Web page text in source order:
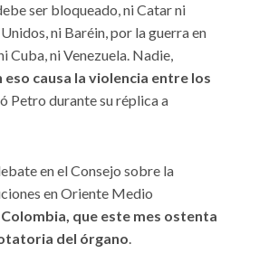
ser bloqueado, ni Catar ni
ni Baréin, por la guerra en
Cuba, ni Venezuela. Nadie,
causa la violencia entre los
Petro durante su réplica a
en el Consejo sobre la
en Oriente Medio
que este mes ostenta
del órgano.